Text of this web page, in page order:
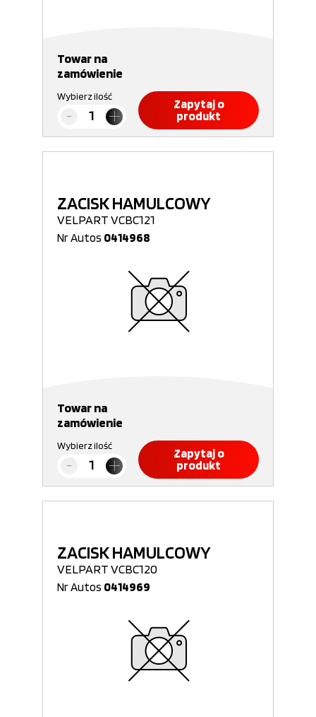
Towar na
zamówienie
Wybierz ilość
Zapytaj o
produkt
ZACISK HAMULCOWY
VELPART VCBC121
Nr Autos 0414968
Towar na
zamówienie
Wybierz ilość
Zapytaj o
produkt
ZACISK HAMULCOWY
VELPART VCBC120
Nr Autos 0414969